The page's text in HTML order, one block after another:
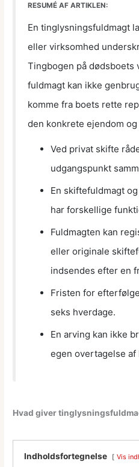
RESUMÉ AF ARTIKLEN:
En tinglysningsfuldmagt
eller virksomhed
Tingbogen på dødsboets
fuldmagt kan ikke
komme fra boets rette
den konkrete ejendom
Ved privat skifte
udgangspunkt
En skiftefuldmagt
har forskellige
Fuldmagten kan
eller originale
indsendes efter en
Fristen for
seks hverdage.
En arving kan ikke
egen overtagelse af
Hvad giver
Indholdsfortegnelse Vis